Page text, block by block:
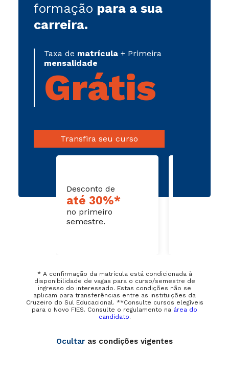
formação para a sua
carreira.
Taxa de matrícula+ Primeira
mensalidade
Grátis
Transfira seu curso
Desconto de
até 30%*
no primeiro
semestre.
* A confirmação da matrícula está condicionada à
disponibilidade de vagas para o curso/semestre de
ingresso do interessado. Estas condições não se
aplicam para transferências entre as instituições da
Cruzeiro do Sul Educacional. **Consulte cursos elegíveis
para o Novo FIES. Consulte o regulamento na área do
candidato.
Ocultar as condições vigentes